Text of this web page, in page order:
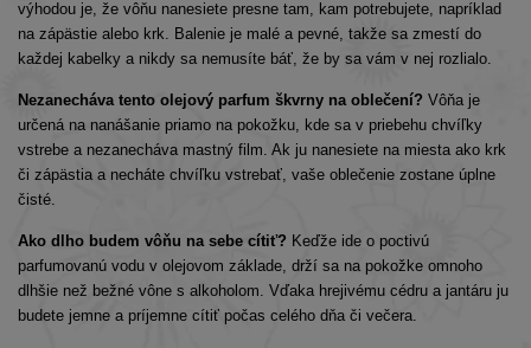
výhodou je, že vôňu nanesiete presne tam, kam potrebujete, napríklad
na zápästie alebo krk. Balenie je malé a pevné, takže sa zmestí do
každej kabelky a nikdy sa nemusíte báť, že by sa vám v nej rozlialo.
Nezanecháva tento olejový parfum škvrny na oblečení? Vôňa je
určená na nanášanie priamo na pokožku, kde sa v priebehu chvíľky
vstrebe a nezanecháva mastný film. Ak ju nanesiete na miesta ako krk
či zápästia a necháte chvíľku vstrebať, vaše oblečenie zostane úplne
čisté.
Ako dlho budem vôňu na sebe cítiť? Keďže ide o poctivú
parfumovanú vodu v olejovom základe, drží sa na pokožke omnoho
dlhšie než bežné vône s alkoholom. Vďaka hrejivému cédru a jantáru ju
budete jemne a príjemne cítiť počas celého dňa či večera.